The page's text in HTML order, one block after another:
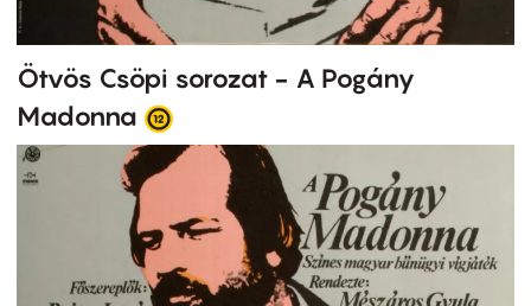
Ötvös Csöpi sorozat - A Pogány
Madonna